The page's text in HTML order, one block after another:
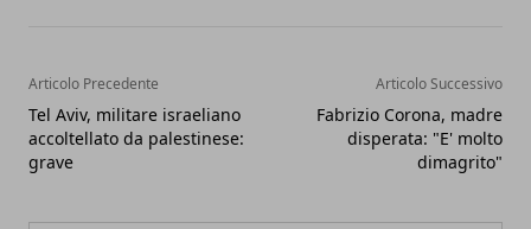
Articolo Precedente
Tel Aviv, militare israeliano
accoltellato da palestinese:
grave
Articolo Successivo
Fabrizio Corona, madre
disperata: "E' molto
dimagrito"